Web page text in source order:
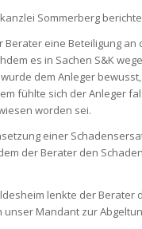
Sommerberg
eine Beteiligung an
es in Sachen S&K
dem Anleger
fühlte sich der Anleger
worden sei.
einer
der Berater den
lenkte der Berater
Mandant zur